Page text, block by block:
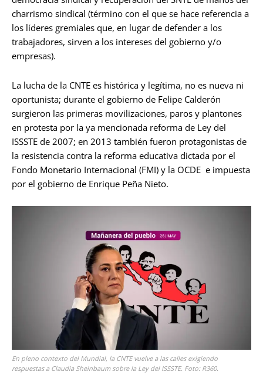
charrismo sindical (término con el que se hace referencia a
los líderes gremiales que, en lugar de defender a los
trabajadores, sirven a los intereses del gobierno y/o
empresas).
La lucha de la CNTE es histórica y legítima, no es nueva ni
oportunista; durante el gobierno de Felipe Calderón
surgieron las primeras movilizaciones, paros y plantones
en protesta por la ya mencionada reforma de Ley del
ISSSTE de 2007; en 2013 también fueron protagonistas de
la resistencia contra la reforma educativa dictada por el
Fondo Monetario Internacional (FMI) y la OCDE e impuesta
por el gobierno de Enrique Peña Nieto.
En pleno contexto del Mundial, la CNTE vuelve a las calles exigiendo
respuestas a Claudia Sheinbaum sobre la Ley del ISSSTE. Foto: R360.